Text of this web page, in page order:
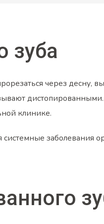
зуба
через десну,
клинике.
заболевания